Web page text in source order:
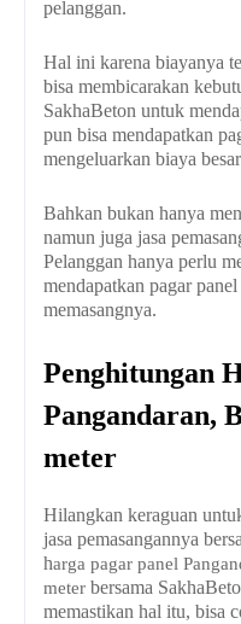
pelanggan.
Hal ini karena biayanya
bisa membicarakan
SakhaBeton untuk
pun bisa mendapatkan
mengeluarkan biaya
Bahkan bukan hanya
namun juga jasa
Pelanggan hanya perlu
mendapatkan pagar
memasangnya.
Penghitungan
Pangandaran,
meter
Hilangkan keraguan
jasa pemasangannya
harga pagar panel
meter bersama
memastikan hal itu, bisa